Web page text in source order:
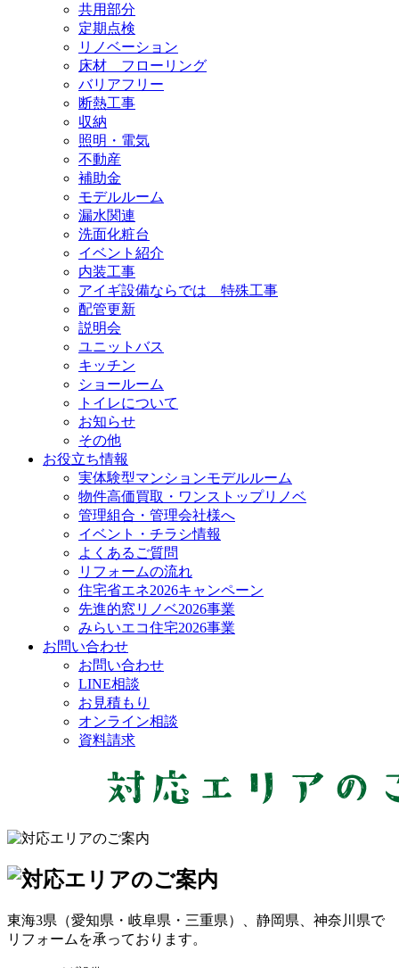
共用部分
定期点検
リノベーション
床材 フローリング
バリアフリー
断熱工事
収納
照明・電気
不動産
補助金
モデルルーム
漏水関連
洗面化粧台
イベント紹介
内装工事
アイギ設備ならでは 特殊工事
配管更新
説明会
ユニットバス
キッチン
ショールーム
トイレについて
お知らせ
その他
お役立ち情報
実体験型マンションモデルルーム
物件高価買取・ワンストップリノベ
管理組合・管理会社様へ
イベント・チラシ情報
よくあるご質問
リフォームの流れ
住宅省エネ2026キャンペーン
先進的窓リノベ2026事業
みらいエコ住宅2026事業
お問い合わせ
お問い合わせ
LINE相談
お見積もり
オンライン相談
資料請求
東海3県（愛知県・岐阜県・三重県）、静岡県、神奈川県で
リフォームを承っております。